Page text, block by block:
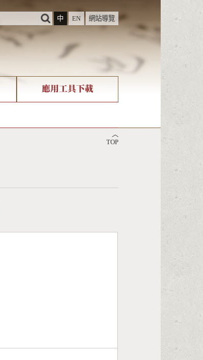
中
EN 網站導覽
應用工具下載
︿
TOP